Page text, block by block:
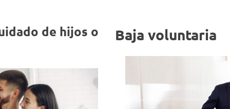
de hijos o Baja voluntaria